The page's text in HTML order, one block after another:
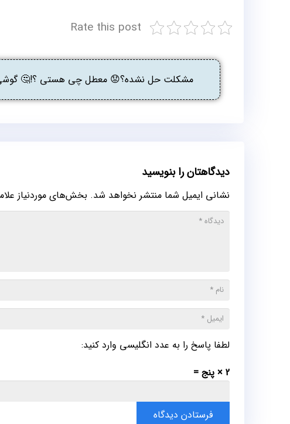
Rate this post
مشکلت حل نشده؟😟 معطل چی هستی ؟!🤔 گوشی
دیدگاهتان را بنویسید
نشانی ایمیل شما منتشر نخواهد شد. بخش‌های موردنیاز
لطفا پاسخ را به عدد انگلیسی وارد کنید:
2 × پنج =
فرستادن دیدگاه